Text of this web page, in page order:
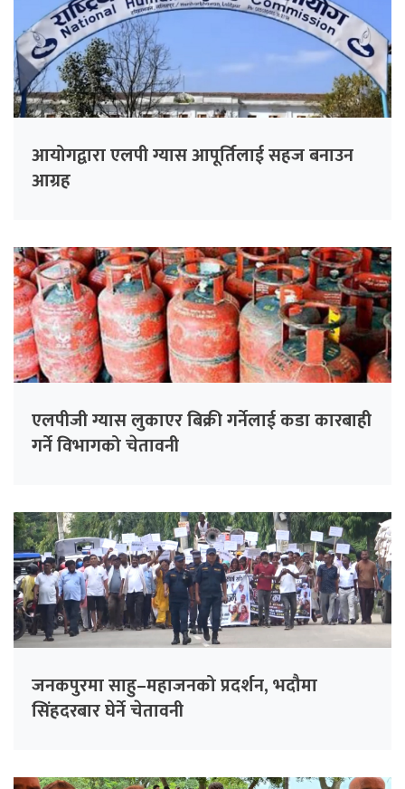
आयोगद्वारा एलपी ग्यास आपूर्तिलाई सहज बनाउन
आग्रह
एलपीजी ग्यास लुकाएर बिक्री गर्नेलाई कडा कारबाही
गर्ने विभागको चेतावनी
जनकपुरमा साहु–महाजनको प्रदर्शन, भदौमा
सिंहदरबार घेर्ने चेतावनी